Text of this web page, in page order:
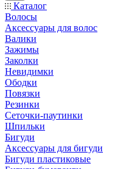
Каталог
Волосы
Аксессуары для волос
Валики
Зажимы
Заколки
Невидимки
Ободки
Повязки
Резинки
Сеточки-паутинки
Шпильки
Бигуди
Аксессуары для бигуди
Бигуди пластиковые